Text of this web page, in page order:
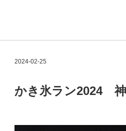
2024-02-25
かき氷ラン2024